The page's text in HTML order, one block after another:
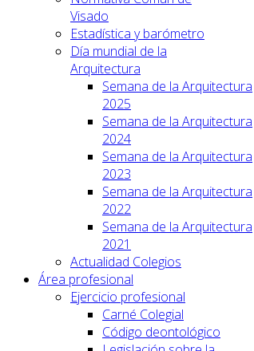
Visado
Estadística y barómetro
Día mundial de la
Arquitectura
Semana de la Arquitectura
2025
Semana de la Arquitectura
2024
Semana de la Arquitectura
2023
Semana de la Arquitectura
2022
Semana de la Arquitectura
2021
Actualidad Colegios
Área profesional
Ejercicio profesional
Carné Colegial
Código deontológico